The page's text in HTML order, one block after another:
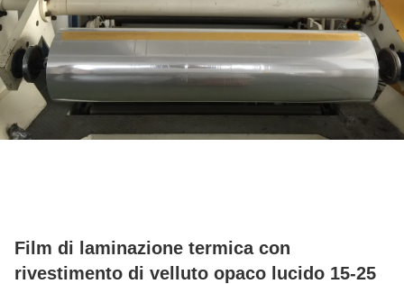
Film di laminazione termica con
rivestimento di velluto opaco lucido 15-25